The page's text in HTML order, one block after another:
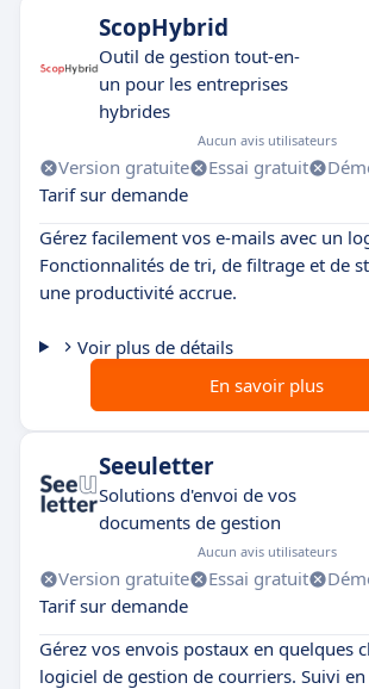
ScopHybrid
Outil de gestion tout-en-
un pour les entreprises
hybrides
Aucun avis utilisateurs
Version gratuite Essai gratuit
Tarif sur demande
Gérez facilement vos e-mails avec un
Fonctionnalités de tri, de filtrage et de
une productivité accrue.
Voir plus de détails
En savoir plus
Seeuletter
Solutions d'envoi de vos
documents de gestion
Aucun avis utilisateurs
Version gratuite Essai gratuit
Tarif sur demande
Gérez vos envois postaux en quelques
logiciel de gestion de courriers. Suivi